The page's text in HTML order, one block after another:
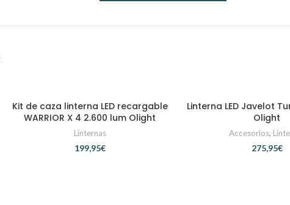
AÑADIR AL CARRITO
Kit de caza linterna LED recargable
WARRIOR X 4 2.600 lum Olight
Linternas
€
AÑADIR AL
Linterna LED Javelot
Olight
Accesorios,
€